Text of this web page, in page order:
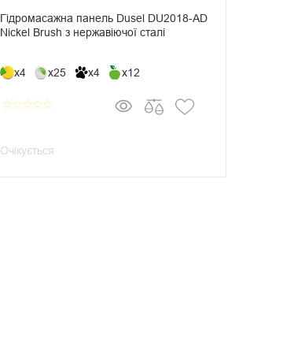
Гідромасажна панель Dusel DU2018-AD
Nickel Brush з нержавіючої сталі
x4 x25 x4 x12
star_borderstar_borderstar_borderstar_borderstar_border
Очікується